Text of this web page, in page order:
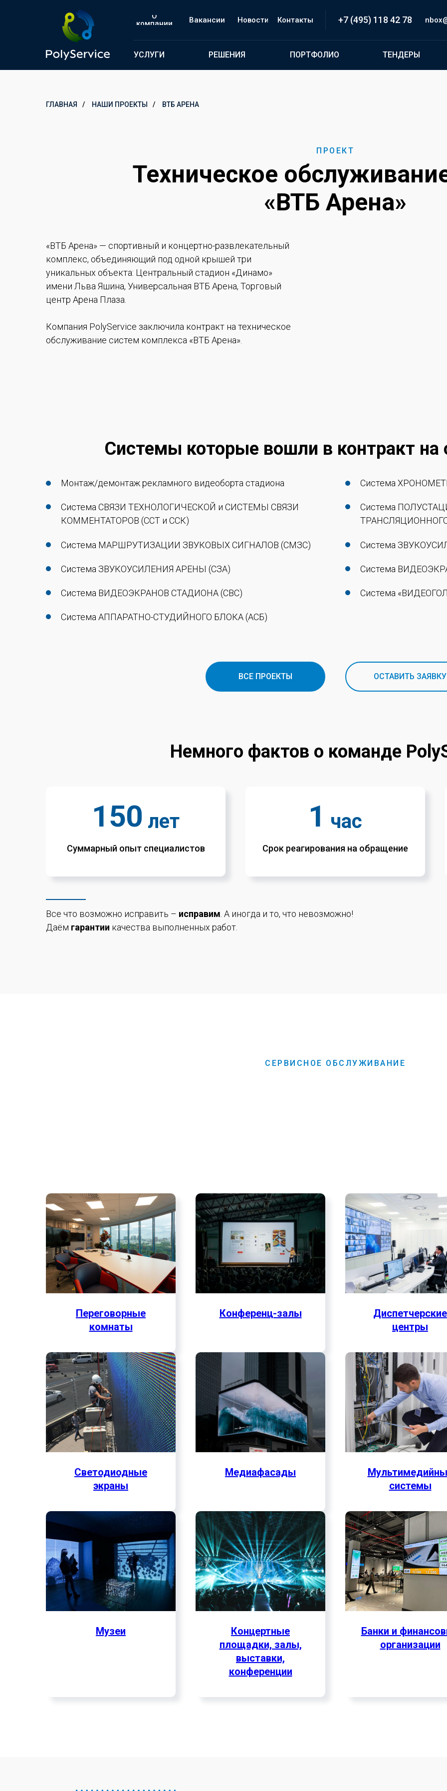
О
компании
Вакансии Новости Контакты
УСЛУГИ РЕШЕНИЯ ПОРТФОЛИО ТЕНДЕРЫ
+7 (495) 118 42 78
ГЛАВНАЯ / НАШИ ПРОЕКТЫ / ВТБ АРЕНА
ПРОЕКТ
Техническое
«ВТБ Арена»
«ВТБ Арена» — спортивный и концертно-развлекательный
комплекс, объединяющий под одной крышей три
уникальных объекта: Центральный стадион «Динамо»
имени Льва Яшина, Универсальная ВТБ Арена, Торговый
центр Арена Плаза.
Компания PolyService заключила контракт на техническое
обслуживание систем комплекса «ВТБ Арена».
Системы которые вошли в контракт на
Монтаж/демонтаж рекламного видеоборта стадиона
Система СВЯЗИ ТЕХНОЛОГИЧЕСКОЙ и СИСТЕМЫ СВЯЗИ
КОММЕНТАТОРОВ (ССТ и ССК)
Система МАРШРУТИЗАЦИИ ЗВУКОВЫХ СИГНАЛОВ (СМЗС)
Система ЗВУКОУСИЛЕНИЯ АРЕНЫ (СЗА)
Система ВИДЕОЭКРАНОВ СТАДИОНА (СВС)
Система АППАРАТНО-СТУДИЙНОГО БЛОКА (АСБ)
Система
Система
Система
Система
Система
ВСЕ ПРОЕКТЫ ОСТАВИТЬ ЗАЯВКУ
Немного фактов о команде
150 лет 1 час
Суммарный опыт специалистов Срок реагирования на обращение
Все что возможно исправить – исправим . А иногда и то, что невозможно!
Даём гарантии качества выполненных работ.
СЕРВИСНОЕ ОБСЛУЖИВАНИЕ
Переговорные
комнаты
Конференц-залы
Диспетчерские
центры
Светодиодные
экраны
Медиафасады
системы
Музеи
Концертные
площадки, залы,
выставки,
конференции
Банки и
организации